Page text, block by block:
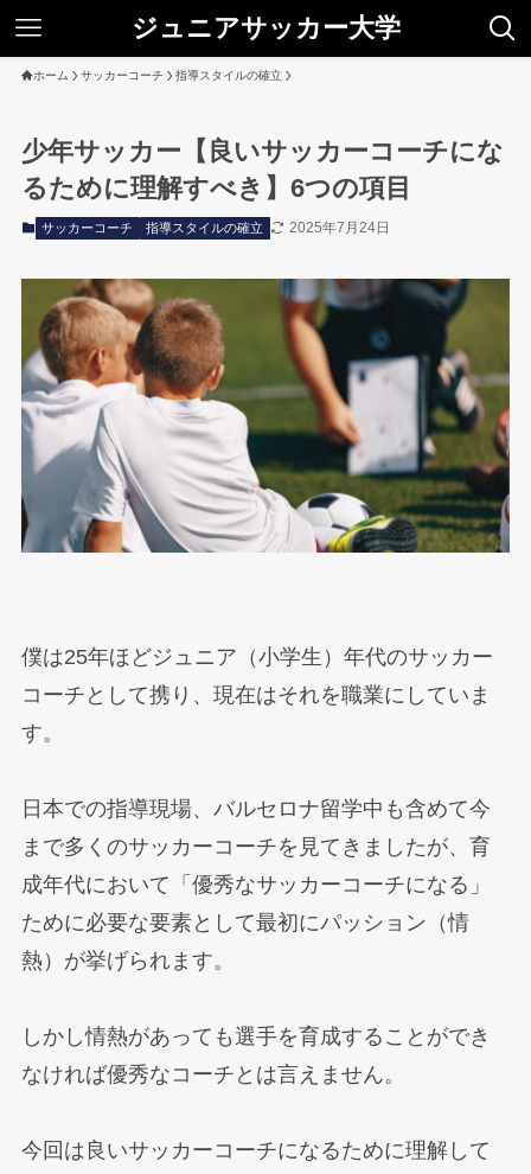
ジュニアサッカー大学
ホーム サッカーコーチ 指導スタイルの確立
少年サッカー【良いサッカーコーチにな
るために理解すべき】6つの項目
サッカーコーチ 指導スタイルの確立 2025年7月24日
僕は25年ほどジュニア（小学生）年代のサッカー
コーチとして携り、現在はそれを職業にしていま
す。
日本での指導現場、バルセロナ留学中も含めて今
まで多くのサッカーコーチを見てきましたが、育
成年代において「優秀なサッカーコーチになる」
ために必要な要素として最初にパッション（情
熱）が挙げられます。
しかし情熱があっても選手を育成することができ
なければ優秀なコーチとは言えません。
今回は良いサッカーコーチになるために理解して